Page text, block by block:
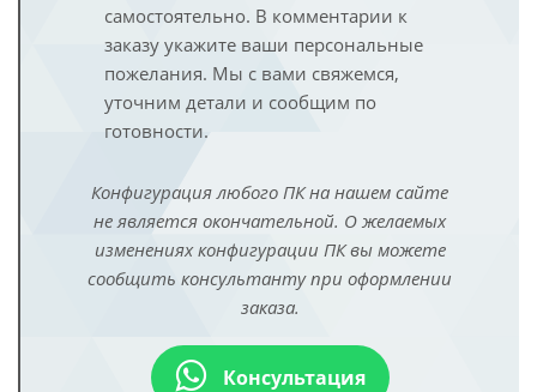
самостоятельно. В комментарии к
заказу укажите ваши персональные
пожелания. Мы с вами свяжемся,
уточним детали и сообщим по
готовности.
Конфигурация любого ПК на нашем сайте
не является окончательной. О желаемых
изменениях конфигурации ПК вы можете
сообщить консультанту при оформлении
заказа.
Консультация